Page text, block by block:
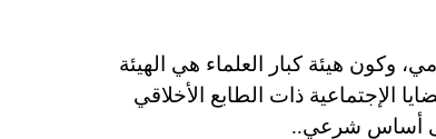
وكون هيئة كبار العلماء هي الهيئة
الإجتماعية ذات الطابع الأخلاقي
أساس شرعي..